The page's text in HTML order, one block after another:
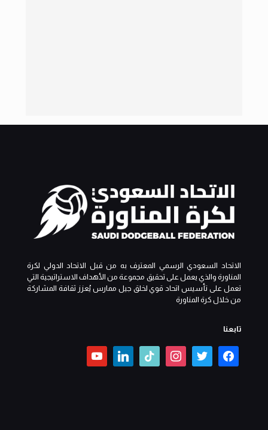
الاتحاد السعودي الرسمي المعترف به من قبل الاتحاد الدولي لكرة
المناورة والذي يعمل على تحقيق مجموعة من الأهداف الاستراتيجية التي
تعمل على تأسيس اتحاد قوي لخلق جيل ممارس يُعزز ثقافة المشاركة
من خلال كرة المناورة
تابعنا